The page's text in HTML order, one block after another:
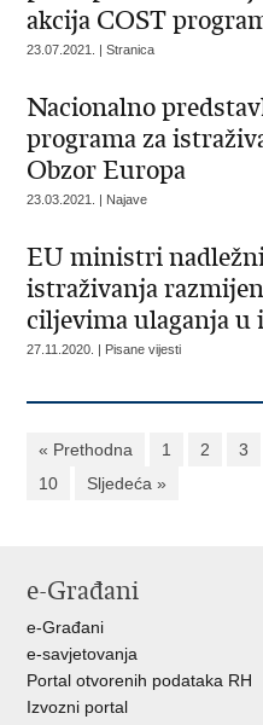
akcija COST
23.07.2021. | Stranica
Nacionalno
programa za
Obzor Europa
23.03.2021. | Najave
EU ministri
istraživanja
ciljevima ulaganja u
27.11.2020. | Pisane vijesti
« Prethodna 1 2 3
10
Sljedeća »
e-Građani
e-Građani
e-savjetovanja
Portal otvorenih podataka RH
Izvozni portal